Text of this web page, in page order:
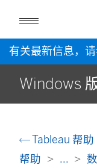
有关最新信息，
Windows
Tableau 帮助
帮助
...